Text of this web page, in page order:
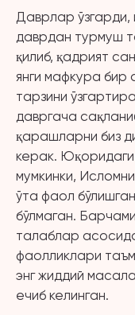
Даврлар ўзгарди,
даврдан турмуш
қилиб, қадрият
янги мафкура бир
тарзини
давргача
қарашларни биз
керак.
мумкинки,
ўта фаол
бўлмаган.
талаблар
фаолликлари
энг жиддий
ечиб келинган.